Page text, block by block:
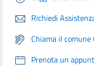
Richiedi
Chiama il
Prenota un